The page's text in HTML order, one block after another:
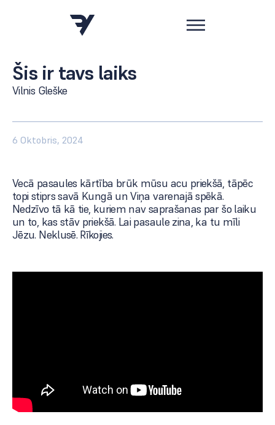
Šis ir tavs laiks
Vilnis Gleške
6 Oktobris, 2024
Vecā pasaules kārtība brūk mūsu acu priekšā, tāpēc
topi stiprs savā Kungā un Viņa varenajā spēkā.
Nedzīvo tā kā tie, kuriem nav saprašanas par šo laiku
un to, kas stāv priekšā. Lai pasaule zina, ka tu mīli
Jēzu. Neklusē. Rīkojies.